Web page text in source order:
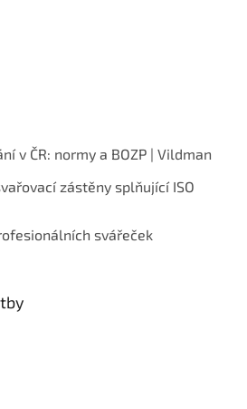
v ČR: normy a BOZP | Vildman
zástěny splňující ISO
svářeček